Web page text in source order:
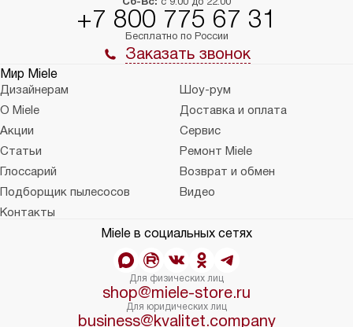
+7 800 775 67 31
Бесплатно по России
Заказать звонок
Мир Miele
Дизайнерам
Шоу-рум
О Miele
Доставка и оплата
Акции
Сервис
Статьи
Ремонт Miele
Глоссарий
Возврат и обмен
Подборщик пылесосов
Видео
Контакты
Miele в социальных сетях
Для физических лиц
shop@miele-store.ru
Для юридических лиц
business@kvalitet.company